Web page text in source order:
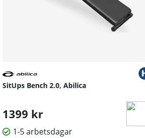
SitUps Bench 2.0, Abilica
1399 kr
1-5 arbetsdagar